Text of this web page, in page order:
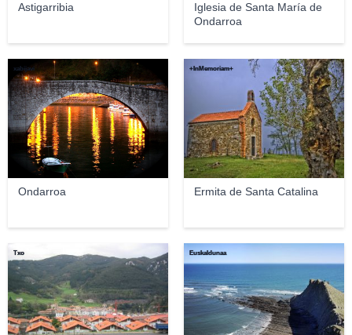
Astigarribia
Iglesia de Santa María de
Ondarroa
Ondarroa
xabijavi
Ermita de Santa Catalina
+InMemoriam+
Txo Euskaldunaa